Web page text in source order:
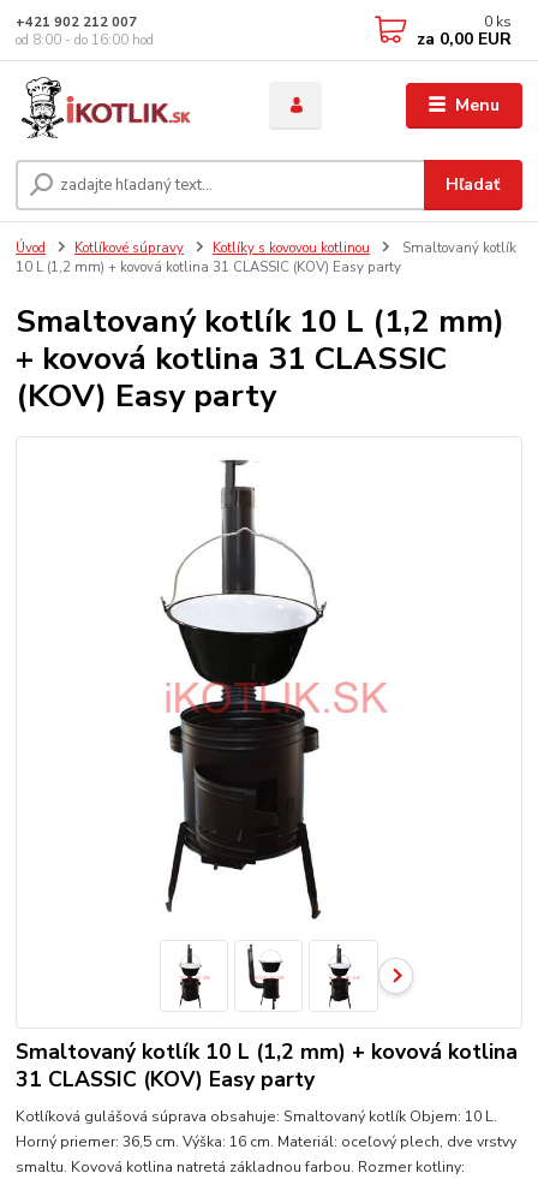
Menu
Hľadať
+421 902 212 007
od 8:00 - do 16:00 hod
0 ks
za 0,00 EUR
Úvod Kotlíkové súpravy Kotlíky s kovovou kotlinou
Smaltovaný kotlík
10 L (1,2 mm) + kovová kotlina 31 CLASSIC (KOV) Easy party
Smaltovaný kotlík 10 L (1,2 mm)
+ kovová kotlina 31 CLASSIC
(KOV) Easy party
Smaltovaný kotlík 10 L (1,2 mm) + kovová kotlina
31 CLASSIC (KOV) Easy party
Kotlíková gulášová súprava obsahuje: Smaltovaný kotlík Objem: 10 L.
Horný priemer: 36,5 cm. Výška: 16 cm. Materiál: oceľový plech, dve vrstvy
smaltu. Kovová kotlina natretá základnou farbou. Rozmer kotliny: